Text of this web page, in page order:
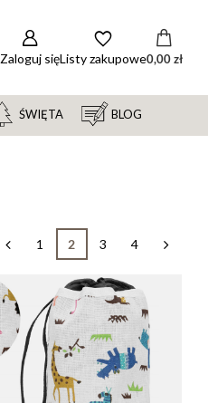
Zaloguj sięListy zakupowe0,00 zł
ŚWIĘTA BLOG
1 2 3 4